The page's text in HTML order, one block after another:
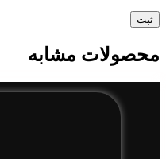
محصولات مشابه